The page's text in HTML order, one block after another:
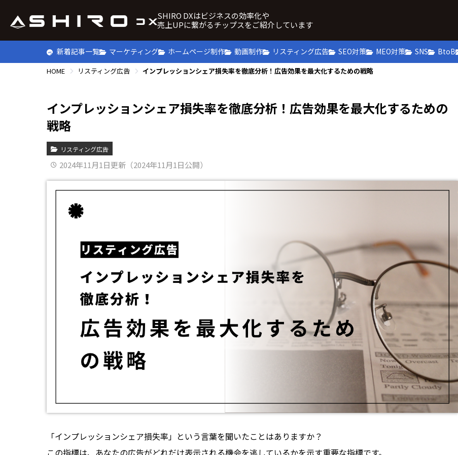
SHIRO DXはビジネスの効率化や
売上UPに繋がるチップスをご紹介しています
新着記事一覧 マーケティング ホームページ制作 動画制作 リスティング広告 SEO対策 MEO対策 SNS BtoB
HOME リスティング広告 インプレッションシェア損失率を徹底分析！広告効果を最大化するための戦略
インプレッションシェア損失率を徹底分析！広告効果を最大化するための
戦略
リスティング広告
2024年11月1日更新（2024年11月1日公開）
「インプレッションシェア損失率」という言葉を聞いたことはありますか？
この指標は、あなたの広告がどれだけ表示される機会を逃しているかを示す重要な指標です。